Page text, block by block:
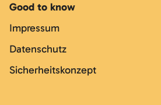
Good to know
Impressum
Datenschutz
Sicherheitskonzept